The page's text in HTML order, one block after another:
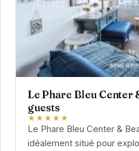
Le Phare Bleu Center
guests
★★★★★
Le Phare Bleu Center &
idéalement situé pour